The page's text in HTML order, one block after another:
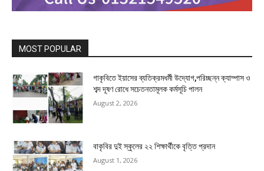
MOST POPULAR
গাকৃবিতে ইয়াসের ব্যতিক্রমধর্মী উদ্যোগ,পরিচ্ছন্ন ক্যাম্পাস ও
শব্দ দূষণ রোধে সচেতনতামূলক কর্মসূচি পালন
August 2, 2026
বাকৃবির দুই স্কুলের ২২ শিক্ষার্থীকে বৃত্তি প্রদান
August 1, 2026